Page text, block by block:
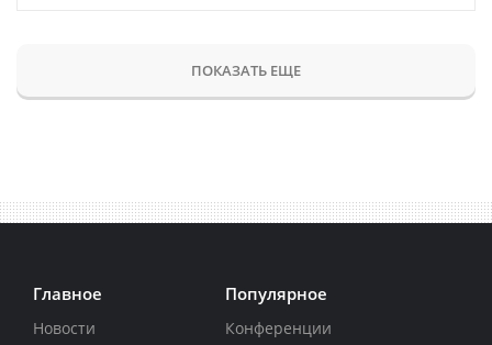
ПОКАЗАТЬ ЕЩЕ
Главное
Новости
Популярное
Конференции